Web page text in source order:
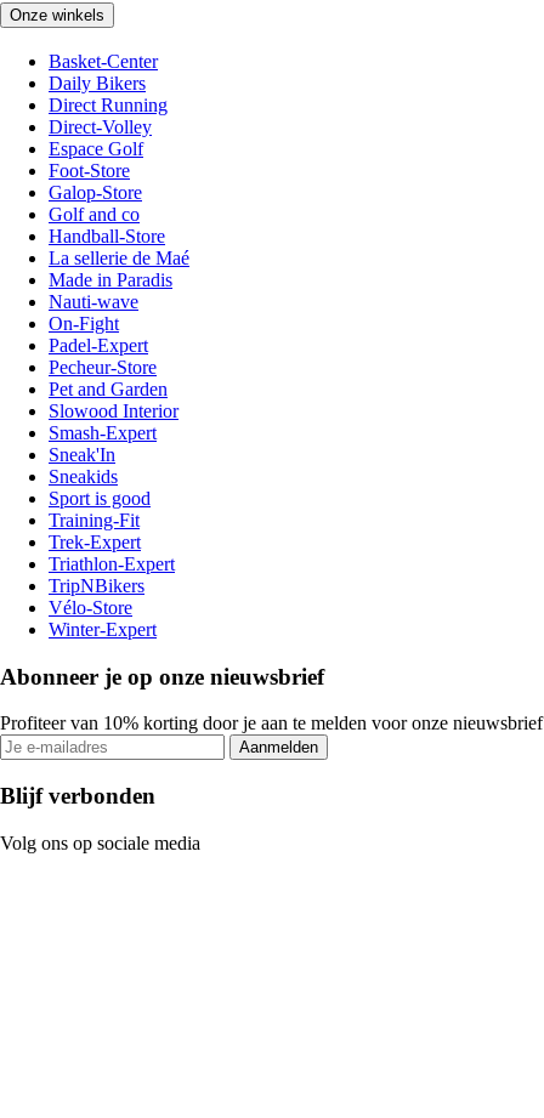
Onze winkels
Basket-Center
Daily Bikers
Direct Running
Direct-Volley
Espace Golf
Foot-Store
Galop-Store
Golf and co
Handball-Store
La sellerie de Maé
Made in Paradis
Nauti-wave
On-Fight
Padel-Expert
Pecheur-Store
Pet and Garden
Slowood Interior
Smash-Expert
Sneak'In
Sneakids
Sport is good
Training-Fit
Trek-Expert
Triathlon-Expert
TripNBikers
Vélo-Store
Winter-Expert
Abonneer je op onze nieuwsbrief
Profiteer van 10% korting door je aan te melden voor onze nieuwsbrief
Aanmelden
Blijf verbonden
Volg ons op sociale media